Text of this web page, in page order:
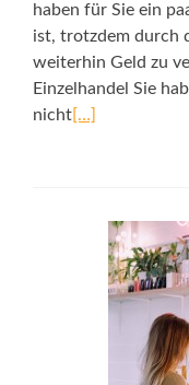
haben für Sie ein
ist, trotzdem durch
weiterhin Geld zu
Einzelhandel Sie
nicht[…]